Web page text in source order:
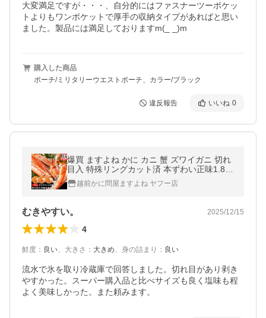
大変満足ですが・・・、自分的にはファスナーツーポケッ
トよりもワンポケットで厚手の収納タイプがあればと思い
ました。製品には満足しておりますm(_ _)m
購入した商品
ポーチ/ミリタリーウエストポーチ、カラー/ブラック
違反報告 いいね 0
爆買 ますよね かに カニ 蟹 ズワイガニ 切れ
目入 特殊リングカット済 本ずわい正味1.8kg
600g×3 総重量2.4kg ボイル済 6〜9人前 ギ
フト越前かに問屋ますよね ヤフー店
むきやすい。 2025/12/15
4
鮮度 ： 良い、 大きさ ： 大きめ、 身の詰まり ： 良い
流水で氷を取り冷蔵庫で回答しました。切れ目があり剥き
やすかった。スーパー購入品と比べサイズも良く塩味も程
よく美味しかった。また頼みます。